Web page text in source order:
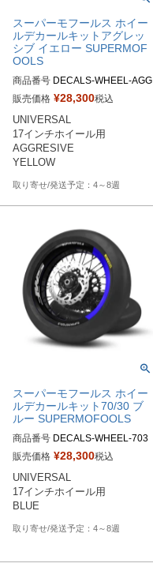
スーパーモフールス ホイー
ルデカールキットアグレッ
シブ イエロー SUPERMOF
OOLS
商品番号 DECALS-WHEEL-AGG
-YB
RES-YB
販売価格 ¥28,300税込
UNIVERSAL
17インチホイール用
AGGRESIVE
4～8週
スーパーモフールス ホイー
ルデカールキット70/30 ブ
ルー SUPERMOFOOLS
商品番号 DECALS-WHEEL-703
0-BB1
-BB1
販売価格 ¥28,300税込
UNIVERSAL
17インチホイール用
4～8週